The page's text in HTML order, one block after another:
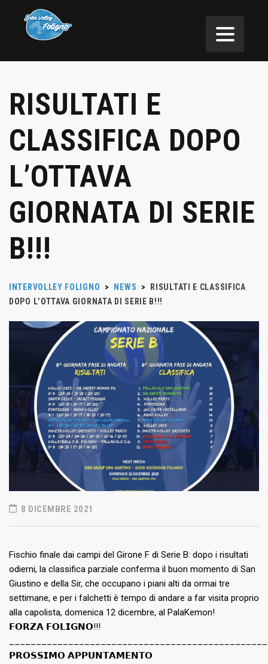
RISULTATI E
CLASSIFICA DOPO
L’OTTAVA
GIORNATA DI SERIE
B!!!
INTERVOLLEY FOLIGNO > NEWS >
RISULTATI E CLASSIFICA
DOPO L’OTTAVA GIORNATA DI SERIE B!!!
8 DICEMBRE 2021
Fischio finale dai campi del Girone F di Serie B: dopo i risultati
odierni, la classifica parziale conferma il buon momento di San
Giustino e della Sir, che occupano i piani alti da ormai tre
settimane, e per i falchetti è tempo di andare a far visita proprio
alla capolista, domenica 12 dicembre, al PalaKemon!
𝗙𝗢𝗥𝗭𝗔 𝗙𝗢𝗟𝗜𝗚𝗡𝗢!!!
𝗣𝗥𝗢𝗦𝗦𝗜𝗠𝗢 𝗔𝗣𝗣𝗨𝗡𝗧𝗔𝗠𝗘𝗡𝗧𝗢